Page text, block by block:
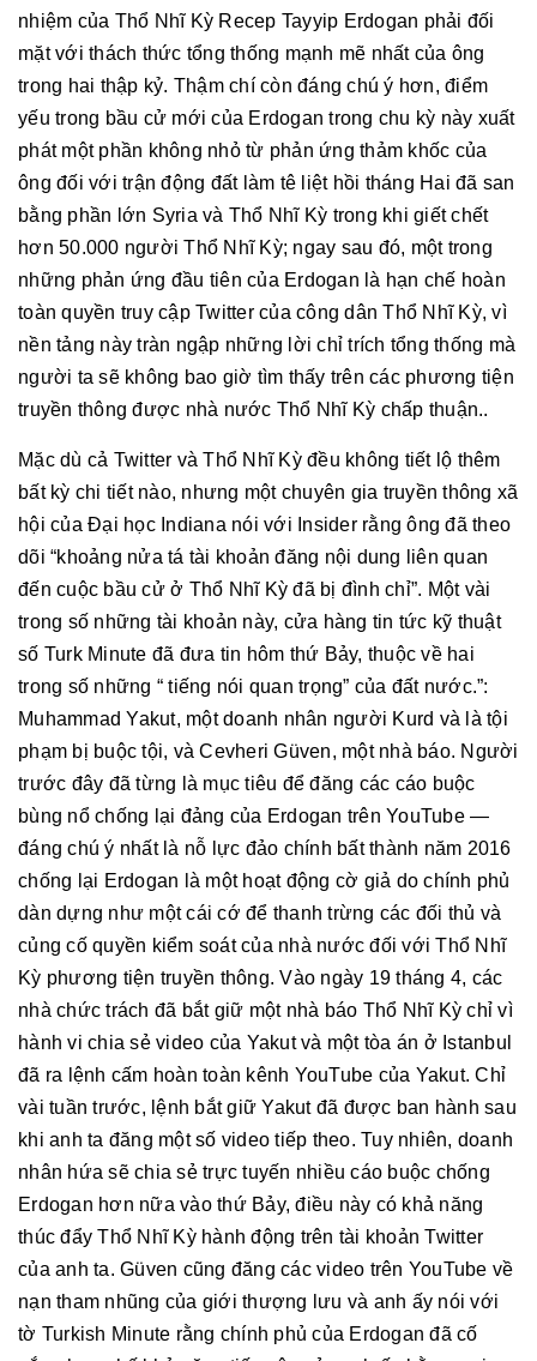
nhiệm của Thổ Nhĩ Kỳ Recep Tayyip Erdogan phải đối
mặt với thách thức tổng thống mạnh mẽ nhất của ông
trong hai thập kỷ. Thậm chí còn đáng chú ý hơn, điểm
yếu trong bầu cử mới của Erdogan trong chu kỳ này xuất
phát một phần không nhỏ từ phản ứng thảm khốc của
ông đối với trận động đất làm tê liệt hồi tháng Hai đã san
bằng phần lớn Syria và Thổ Nhĩ Kỳ trong khi giết chết
hơn 50.000 người Thổ Nhĩ Kỳ; ngay sau đó, một trong
những phản ứng đầu tiên của Erdogan là hạn chế hoàn
toàn quyền truy cập Twitter của công dân Thổ Nhĩ Kỳ, vì
nền tảng này tràn ngập những lời chỉ trích tổng thống mà
người ta sẽ không bao giờ tìm thấy trên các phương tiện
truyền thông được nhà nước Thổ Nhĩ Kỳ chấp thuận..
Mặc dù cả Twitter và Thổ Nhĩ Kỳ đều không tiết lộ thêm
bất kỳ chi tiết nào, nhưng một chuyên gia truyền thông xã
hội của Đại học Indiana nói với Insider rằng ông đã theo
dõi “khoảng nửa tá tài khoản đăng nội dung liên quan
đến cuộc bầu cử ở Thổ Nhĩ Kỳ đã bị đình chỉ”. Một vài
trong số những tài khoản này, cửa hàng tin tức kỹ thuật
số Turk Minute đã đưa tin hôm thứ Bảy, thuộc về hai
trong số những “ tiếng nói quan trọng” của đất nước.”:
Muhammad Yakut, một doanh nhân người Kurd và là tội
phạm bị buộc tội, và Cevheri Güven, một nhà báo. Người
trước đây đã từng là mục tiêu để đăng các cáo buộc
bùng nổ chống lại đảng của Erdogan trên YouTube —
đáng chú ý nhất là nỗ lực đảo chính bất thành năm 2016
chống lại Erdogan là một hoạt động cờ giả do chính phủ
dàn dựng như một cái cớ để thanh trừng các đối thủ và
củng cố quyền kiểm soát của nhà nước đối với Thổ Nhĩ
Kỳ phương tiện truyền thông. Vào ngày 19 tháng 4, các
nhà chức trách đã bắt giữ một nhà báo Thổ Nhĩ Kỳ chỉ vì
hành vi chia sẻ video của Yakut và một tòa án ở Istanbul
đã ra lệnh cấm hoàn toàn kênh YouTube của Yakut. Chỉ
vài tuần trước, lệnh bắt giữ Yakut đã được ban hành sau
khi anh ta đăng một số video tiếp theo. Tuy nhiên, doanh
nhân hứa sẽ chia sẻ trực tuyến nhiều cáo buộc chống
Erdogan hơn nữa vào thứ Bảy, điều này có khả năng
thúc đẩy Thổ Nhĩ Kỳ hành động trên tài khoản Twitter
của anh ta. Güven cũng đăng các video trên YouTube về
nạn tham nhũng của giới thượng lưu và anh ấy nói với
tờ Turkish Minute rằng chính phủ của Erdogan đã cố